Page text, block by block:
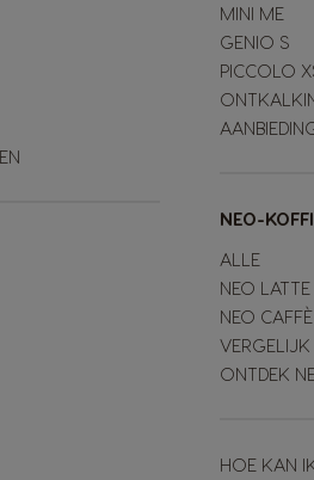
MINI ME
GENIO S
PICCOLO
NEO-
ALLE
NEO
NEO
ONTDEK
HOE KAN